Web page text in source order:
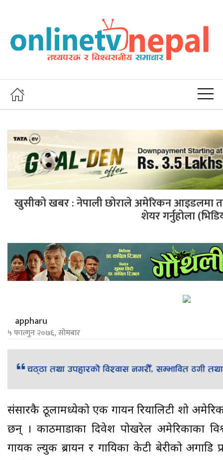
खुसीको खबर : नेपाली छोराले अमेरिकन आइडलमा
शेयर गर्नुहोला
appharu
५ फाल्गुन २०७६, सोमबार
संसारकै ठूलामध्येको एक गायन रियालिटी शो
छन् । काठमाडौंका दिवेश पोखरेल अमेरिकाका
गायक ल्युक ब्रायन र गायिका केटी बेरीको अगाडि